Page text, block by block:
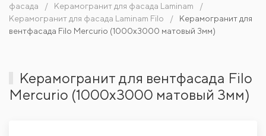
фасада
Керамогранит для фасада Laminam
Керамогранит для фасада Laminam Filo
Керамогранит для
вентфасада Filo Mercurio (1000x3000 матовый 3мм)
Керамогранит для вентфасада Filo
Mercurio (1000x3000 матовый 3мм)